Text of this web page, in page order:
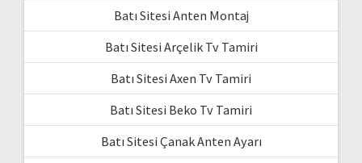
Batı Sitesi Anten Montaj
Batı Sitesi Arçelik Tv Tamiri
Batı Sitesi Axen Tv Tamiri
Batı Sitesi Beko Tv Tamiri
Batı Sitesi Çanak Anten Ayarı